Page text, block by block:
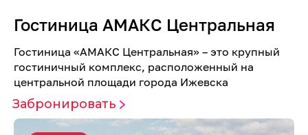
Гостиница АМАКС Центральная
Гостиница «AMАКС Центральная» – это крупный
гостиничный комплекс, расположенный на
центральной площади города Ижевска
Забронировать